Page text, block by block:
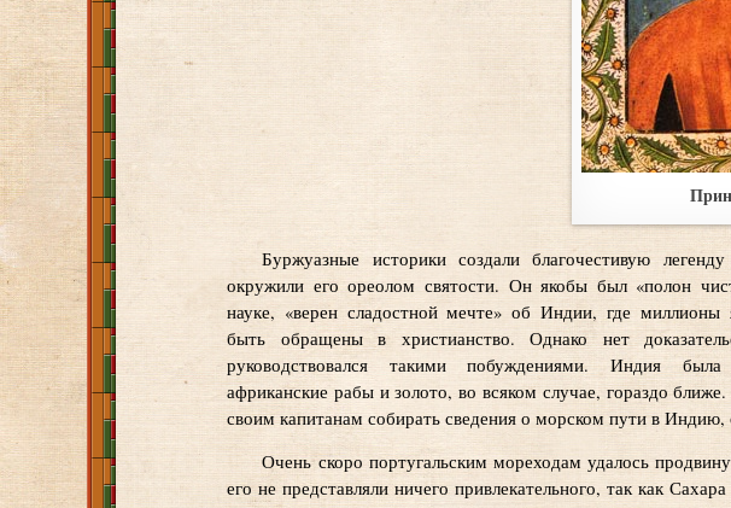
Буржуазные историки создали благочестивую
окружили его ореолом святости. Он якобы был «полон
науке, «верен сладостной мечте» об Индии, где миллионы
быть обращены в христианство. Однако нет
руководствовался такими побуждениями. Индия
африканские рабы и золото, во всяком случае, гораздо
своим капитанам собирать сведения о морском пути в
Очень скоро португальским мореходам удалось
его не представляли ничего привлекательного, так как